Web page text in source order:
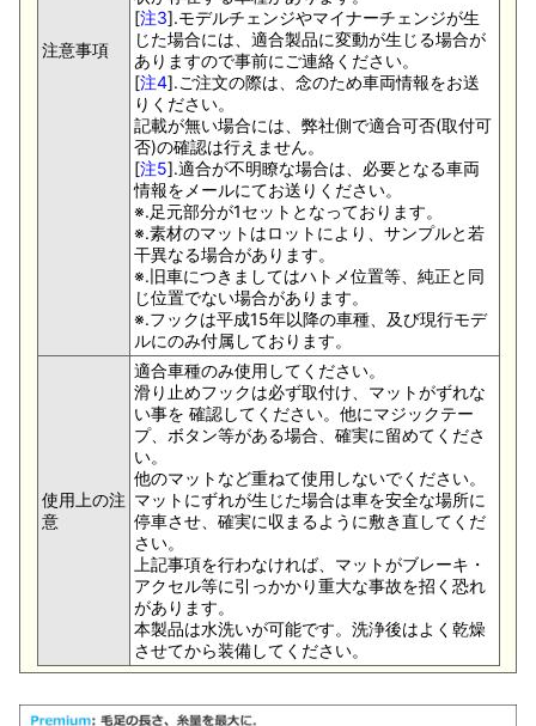
注意事項
[注3].モデルチェンジやマイナーチェンジが生
じた場合には、適合製品に変動が生じる場合が
ありますので事前にご連絡ください。
[注4].ご注文の際は、念のため車両情報をお送
りください。
記載が無い場合には、弊社側で適合可否(取付可
否)の確認は行えません。
[注5].適合が不明瞭な場合は、必要となる車両
情報をメールにてお送りください。
※.足元部分が1セットとなっております。
※.素材のマットはロットにより、サンプルと若
干異なる場合があります。
※.旧車につきましてはハトメ位置等、純正と同
じ位置でない場合があります。
※.フックは平成15年以降の車種、及び現行モデ
ルにのみ付属しております。
使用上の注
意
適合車種のみ使用してください。
滑り止めフックは必ず取付け、マットがずれな
い事を 確認してください。他にマジックテー
プ、ボタン等がある場合、確実に留めてくださ
い。
他のマットなど重ねて使用しないでください。
マットにずれが生じた場合は車を安全な場所に
停車させ、確実に収まるように敷き直してくだ
さい。
上記事項を行わなければ、マットがブレーキ・
アクセル等に引っかかり重大な事故を招く恐れ
があります。
本製品は水洗いが可能です。洗浄後はよく乾燥
させてから装備してください。